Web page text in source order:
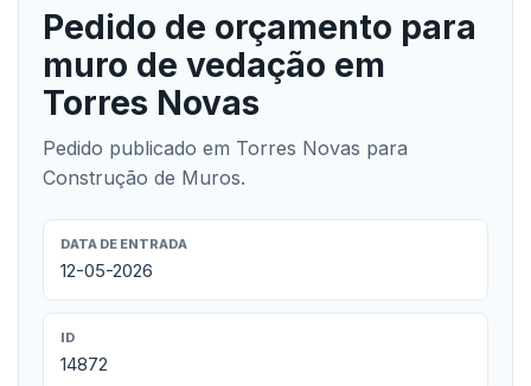
Pedido de orçamento para
muro de vedação em
Torres Novas
Pedido publicado em Torres Novas para
Construção de Muros.
DATA DE ENTRADA
12-05-2026
ID
14872
Como Funciona?
Testemunhos